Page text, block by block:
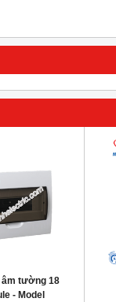
âm tường 18
- Model